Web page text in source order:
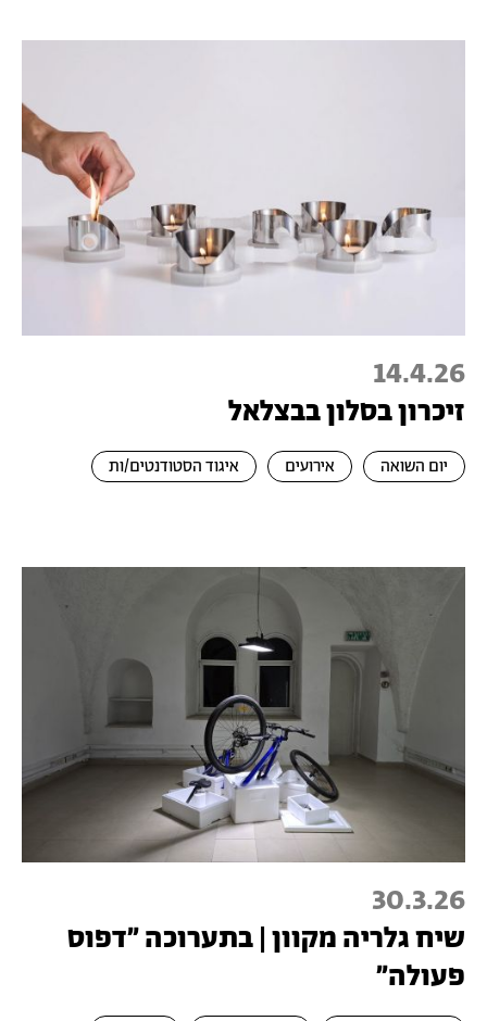
14.4.26
זיכרון בסלון בבצלאל
יום השואה אירועים איגוד הסטודנטים/ות
30.3.26
שיח גלריה מקוון | בתערוכה "דפוס
פעולה"